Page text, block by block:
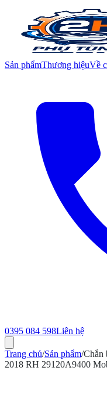
Sản phẩmThương hiệuVề
0395 084 598Liên hệ
Trang chủ/Sản phẩm/Chắn
2018 RH 29120A9400